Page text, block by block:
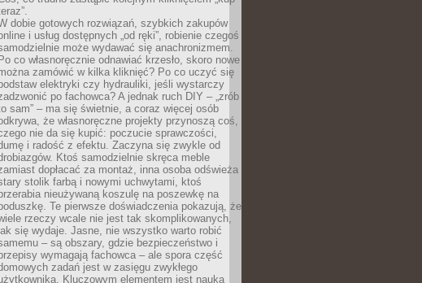
dobie gotowych rozwiązań, szybkich zakupów
i usług dostępnych „od ręki”, robienie czegoś
może wydawać się anachronizmem.
Po co własnoręcznie odnawiać krzesło, skoro nowe
zamówić w kilka kliknięć? Po co uczyć się
elektryki czy hydrauliki, jeśli wystarczy
po fachowca? A jednak ruch DIY – „zrób
sam” – ma się świetnie, a coraz więcej osób
że własnoręczne projekty przynoszą coś,
nie da się kupić: poczucie sprawczości,
i radość z efektu. Zaczyna się zwykle od
Ktoś samodzielnie skręca meble
dopłacać za montaż, inna osoba odświeża
stolik farbą i nowymi uchwytami, ktoś
nieużywaną koszulę na poszewkę na
Te pierwsze doświadczenia pokazują, że
rzeczy wcale nie jest tak skomplikowanych,
się wydaje. Jasne, nie wszystko warto robić
– są obszary, gdzie bezpieczeństwo i
wymagają fachowca – ale spora część
zadań jest w zasięgu zwykłego
Kluczowym elementem jest nauka